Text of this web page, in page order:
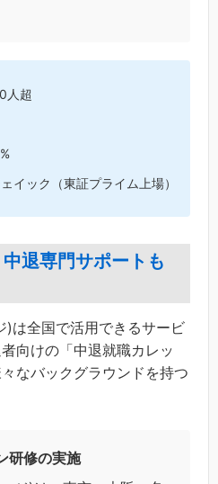
人超
イック（東証プライム上場）
退専門サポートも
)は全国で活用できるサービ
向けの「中退就職カレッ
なバックグラウンドを持つ
研修の実施